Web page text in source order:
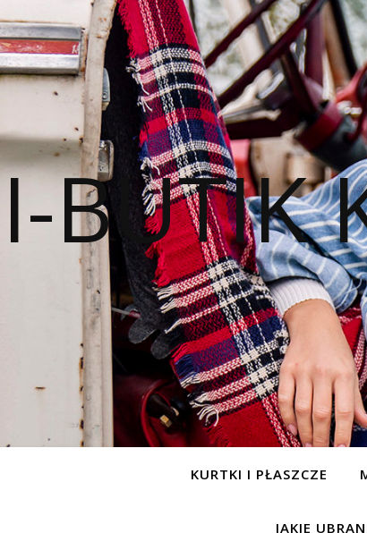
I-BUTIK
KURTKI I PŁASZCZE
JAKIE